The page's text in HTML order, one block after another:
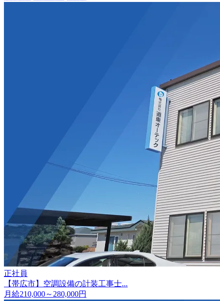
正社員
【帯広市】空調設備の計装工事士...
月給210,000～280,000円